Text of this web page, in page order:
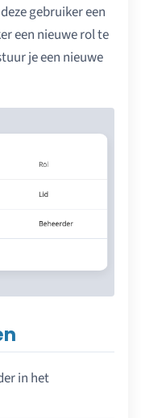
gebruiker een
een nieuwe rol te
je een nieuwe
in het